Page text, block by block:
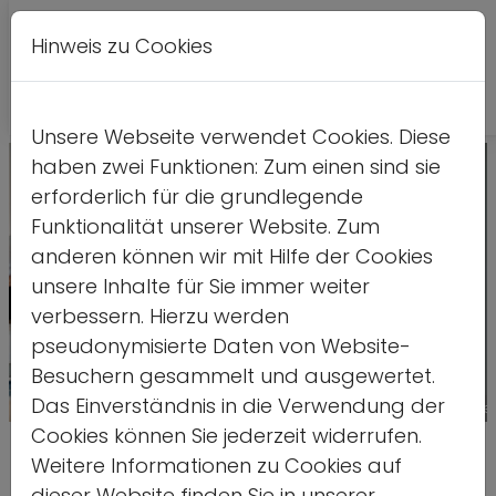
Quelle: stock.adobe.com/
Sportvereine als starke Akteure
Hinweis zu Cookies
Unsere Webseite verwendet Cookies. Diese
haben zwei Funktionen: Zum einen sind sie
erforderlich für die grundlegende
Funktionalität unserer Website. Zum
anderen können wir mit Hilfe der Cookies
unsere Inhalte für Sie immer weiter
verbessern. Hierzu werden
pseudonymisierte Daten von Website-
Besuchern gesammelt und ausgewertet.
Das Einverständnis in die Verwendung der
Cookies können Sie jederzeit widerrufen.
Weitere Informationen zu Cookies auf